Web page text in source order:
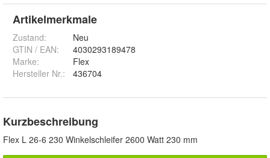
Artikelmerkmale
Zustand:
Neu
GTIN / EAN:
4030293189478
Marke:
Flex
Hersteller Nr.:
436704
Kurzbeschreibung
Flex L 26-6 230 Winkelschleifer 2600 Watt 230 mm